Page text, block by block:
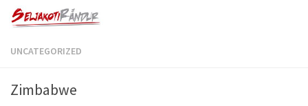
UNCATEGORIZED
Zimbabwe